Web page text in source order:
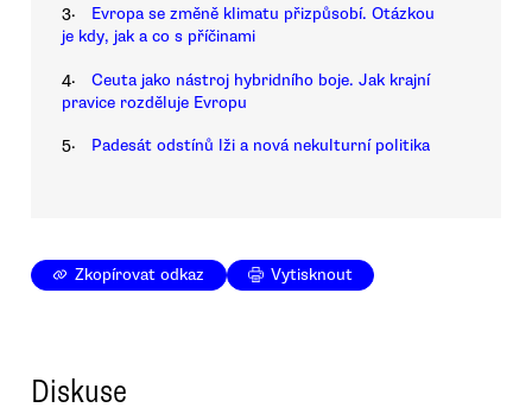
3.
Evropa se změně klimatu přizpůsobí. Otázkou
je kdy, jak a co s příčinami
4.
Ceuta jako nástroj hybridního boje. Jak krajní
pravice rozděluje Evropu
5. Padesát odstínů lži a nová nekulturní politika
Zkopírovat odkaz Vytisknout
Diskuse